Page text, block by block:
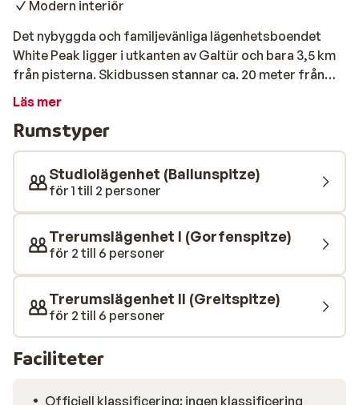
Modern interiör
Det nybyggda och familjevänliga lägenhetsboendet
White Peak ligger i utkanten av Galtür och bara 3,5 km
från pisterna. Skidbussen stannar ca. 20 meter från
lägenheterna och tar dig smidigt till skidliften så att du
ligger bara 7 km bort och skidbussen går även hit.
Boendet öppnar dörrarna för första gången under
2018 och består av rymliga, moderna lägenheter med
fina kök, 1-2 sovrum och antingen balkong eller terrass
med utsikt över Alperna.
Läs mer
Rumstyper
Studiolägenhet (Ballunspitze)
för 1 till 2 personer
Trerumslägenhet I (Gorfenspitze)
för 2 till 6 personer
Trerumslägenhet II (Greitspitze)
för 2 till 6 personer
Faciliteter
Officiell klassificering: ingen klassificering